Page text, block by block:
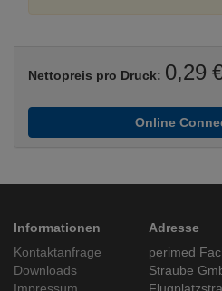
Nettopreis pro Druck: 0,29
Online
Informationen
Kontaktanfrage
Downloads
Adresse
perimed
Straube